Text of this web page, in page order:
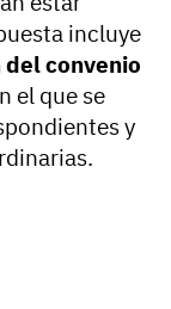
incluye
convenio
el que se
y